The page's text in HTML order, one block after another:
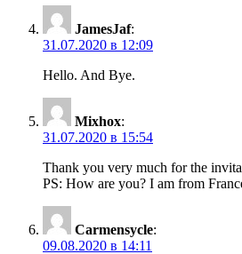
JamesJaf:
31.07.2020 в 12:09
Hello. And Bye.
Mixhox:
31.07.2020 в 15:54
Thank you very much for the
PS: How are you? I am from
Carmensycle:
09.08.2020 в 14:11